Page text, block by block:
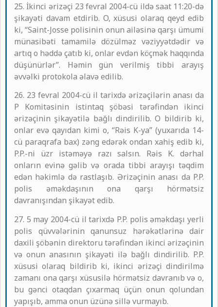
25. İkinci ərizəçi 23 fevral 2004-cü ildə saat 11:20-də
şikayəti davam etdirib. O, xüsusi olaraq qeyd edib
ki, “Saint-Josse polisinin onun ailəsinə qarşı ümumi
münasibəti tamamilə dözülməz vəziyyətdədir və
artıq o həddə çatıb ki, onlar evdən köçmək haqqında
düşünürlər”. Həmin gün verilmiş tibbi arayış
əvvəlki protokola əlavə edilib.
26. 23 fevral 2004-cü il tarixdə ərizəçilərin anası da
P Komitəsinin istintaq şöbəsi tərəfindən ikinci
ərizəçinin şikayətilə bağlı dindirilib. O bildirib ki,
onlar evə qayıdan kimi o, “Rəis K-ya” (yuxarıda 14-
cü paraqrafa bax) zəng edərək ondan xahiş edib ki,
P.P.-ni üzr istəməyə razı salsın. Rəis K. dərhal
onların evinə gəlib və orada tibbi arayışı təqdim
edən həkimlə də rastlaşıb. Ərizəçinin anası da P.P.
polis əməkdaşının ona qarşı hörmətsiz
davranışından şikayət edib.
27. 5 may 2004-cü il tarixdə P.P. polis əməkdaşı yerli
polis qüvvələrinin qanunsuz hərəkətlərinə dair
daxili şöbənin direktoru tərəfindən ikinci ərizəçinin
və onun anasının şikayəti ilə bağlı dindirilib. P.P.
xüsusi olaraq bildirib ki, ikinci ərizəçi dindirilmə
zamanı ona qarşı xüsusilə hörmətsiz davranıb və o,
bu gənci otaqdan çıxarmaq üçün onun qolundan
yapışıb, amma onun üzünə sillə vurmayıb.